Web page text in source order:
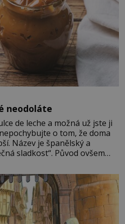
neodoláte
de leche a možná už jste ji
o tom, že doma
Název je španělský a
sladkost“. Původ ovšem
zemí a k tomu